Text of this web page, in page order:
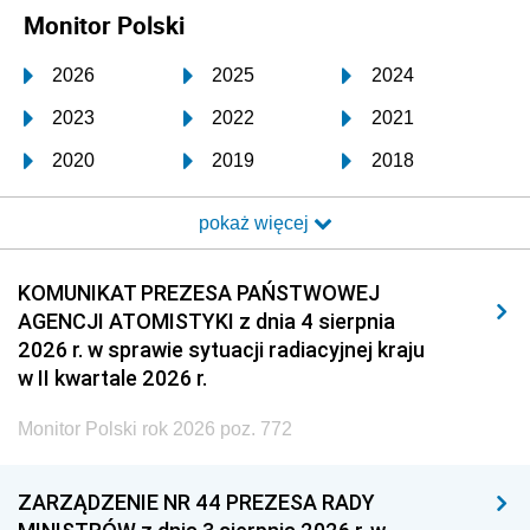
Monitor Polski
2026 2025 2024
2023 2022 2021
2020 2019 2018
2017 2016 2015
2014 2013 2012
2011 2010 2009
2008 2007 2006
2005
1996 1995 1994
pokaż więcej
KOMUNIKAT PREZESA PAŃSTWOWEJ
AGENCJI ATOMISTYKI z dnia 4 sierpnia
2026 r. w sprawie sytuacji radiacyjnej kraju
w II kwartale 2026 r.
Monitor Polski rok 2026 poz. 772
ZARZĄDZENIE NR 44 PREZESA RADY